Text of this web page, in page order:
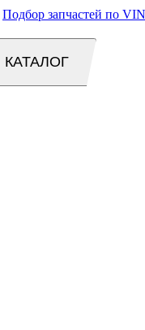
Подбор запчастей по
КАТАЛОГ